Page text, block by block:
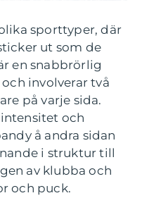
sporttyper, där
ut som de
en snabbrörlig
involverar två
på varje sida.
och
å andra sidan
i struktur till
av klubba och
och puck.